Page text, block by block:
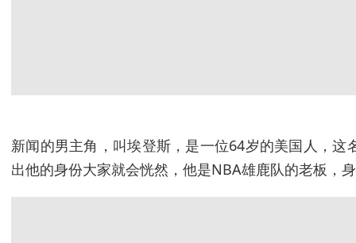
新闻的男主角，叫埃登斯，是一位64岁的美国人，这
出他的身份大家就会恍然，他是NBA雄鹿队的老板，